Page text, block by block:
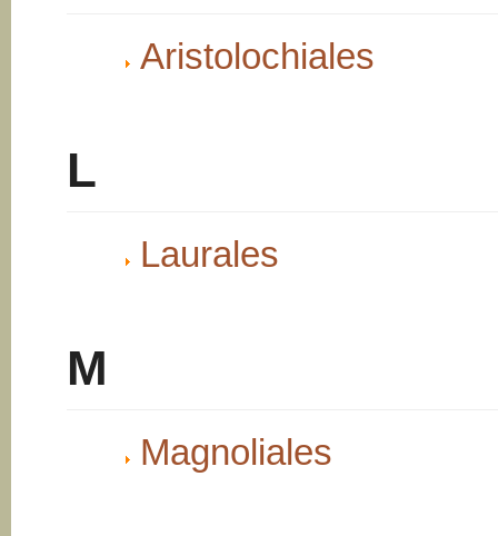
Aristolochiales
L
Laurales
M
Magnoliales